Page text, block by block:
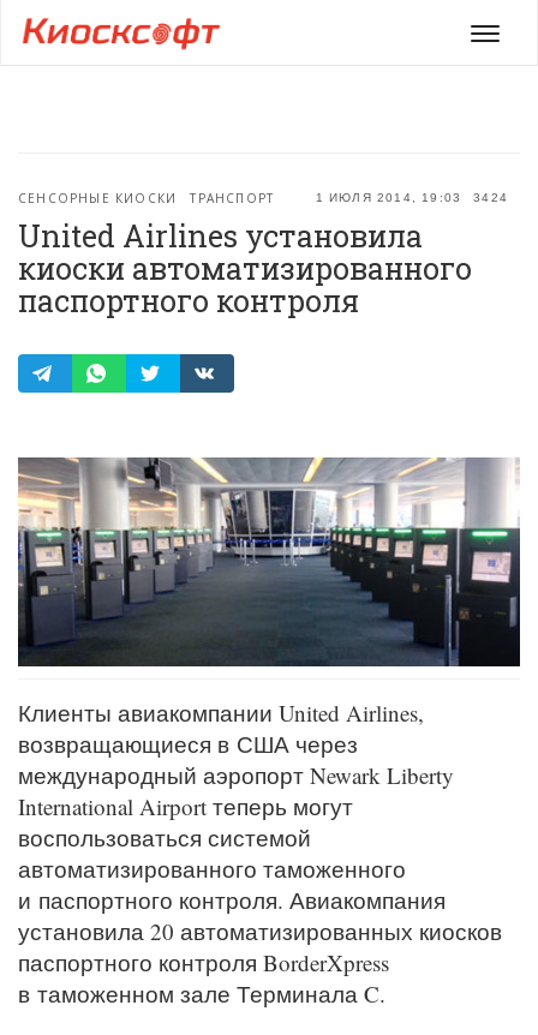
Меню
1 ИЮЛЯ 2014, 19:03 3424
СЕНСОРНЫЕ КИОСКИ ТРАНСПОРТ
United Airlines установила
киоски автоматизированного
паспортного контроля
Клиенты авиакомпании United Airlines,
возвращающиеся в США через
международный аэропорт Newark Liberty
International Airport теперь могут
воспользоваться системой
автоматизированного таможенного
и паспортного контроля. Авиакомпания
установила 20 автоматизированных киосков
паспортного контроля BorderXpress
в таможенном зале Терминала C.